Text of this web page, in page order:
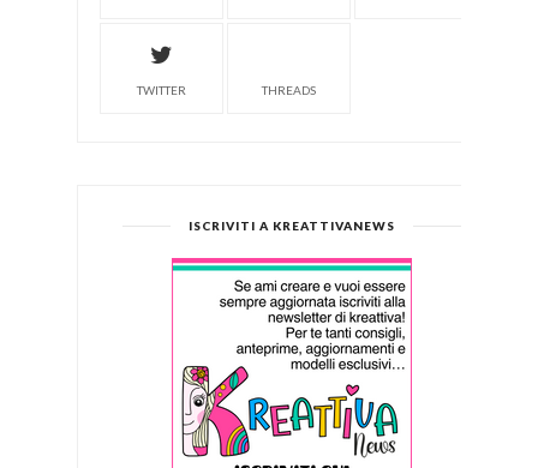
TWITTER THREADS
ISCRIVITI A KREATTIVANEWS